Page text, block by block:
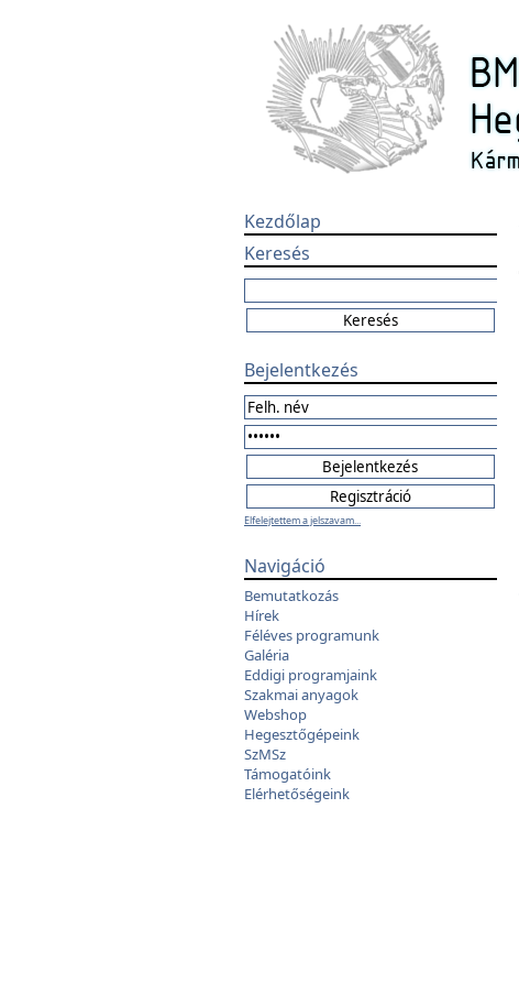
Kezdőlap
Keresés
Bejelentkezés
Elfelejtettem a jelszavam...
Navigáció
Bemutatkozás
Hírek
Féléves programunk
Galéria
Eddigi programjaink
Szakmai anyagok
Webshop
Hegesztőgépeink
SzMSz
Támogatóink
Elérhetőségeink